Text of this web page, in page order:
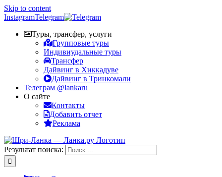
Skip to content
InstagramTelegram
Туры, трансфер, услуги
Групповые туры
Индивиудальные туры
Трансфер
Дайвинг в Хиккадуве
Дайвинг в Тринкомали
Телеграм @lankaru
О сайте
Контакты
Добавить отчет
Реклама
Результат поиска: